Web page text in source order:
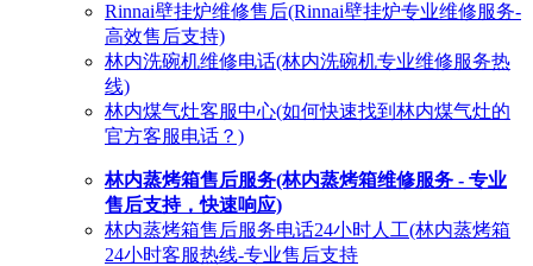
Rinnai壁挂炉维修售后(Rinnai壁挂炉专业维修服务-
高效售后支持)
林内洗碗机维修电话(林内洗碗机专业维修服务热
线)
林内煤气灶客服中心(如何快速找到林内煤气灶的
官方客服电话？)
林内蒸烤箱售后服务(林内蒸烤箱维修服务 - 专业
售后支持，快速响应)
林内蒸烤箱售后服务电话24小时人工(林内蒸烤箱
24小时客服热线-专业售后支持